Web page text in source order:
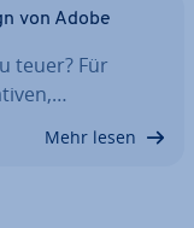
von Adobe
teuer? Für
Mehr lesen